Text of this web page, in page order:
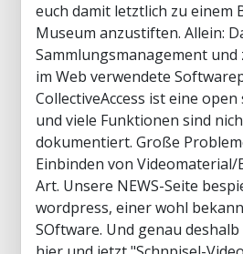
euch damit letztlich zu einem
Museum anzustiften. Allein:
Sammlungsmanagement
im Web verwendete
CollectiveAccess ist eine
und viele Funktionen sind
dokumentiert. Große
Einbinden von
Art. Unsere NEWS-Seite
wordpress, einer wohl
SOftware. Und genau